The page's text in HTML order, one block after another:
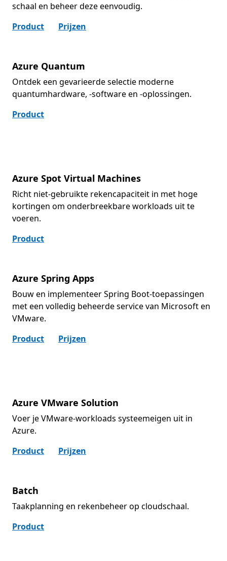
schaal en beheer deze eenvoudig.
Product
Prijzen
Azure Quantum
Ontdek een gevarieerde selectie moderne
quantumhardware, -software en -oplossingen.
Product
Azure Spot Virtual Machines
Richt niet-gebruikte rekencapaciteit in met hoge
kortingen om onderbreekbare workloads uit te
voeren.
Product
Azure Spring Apps
Bouw en implementeer Spring Boot-toepassingen
met een volledig beheerde service van Microsoft en
VMware.
Product
Prijzen
Azure VMware Solution
Voer je VMware-workloads systeemeigen uit in
Azure.
Product
Prijzen
Batch
Taakplanning en rekenbeheer op cloudschaal.
Product